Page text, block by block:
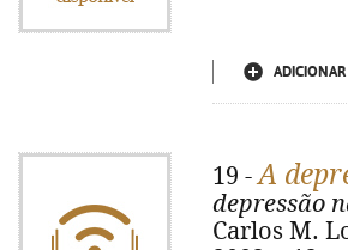
19 -A
depressão
Carlos M.